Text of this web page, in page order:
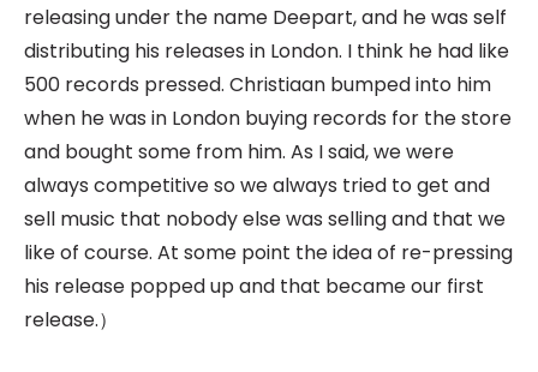
releasing under the name Deepart, and he was self
distributing his releases in London. I think he had like
500 records pressed. Christiaan bumped into him
when he was in London buying records for the store
and bought some from him. As I said, we were
always competitive so we always tried to get and
sell music that nobody else was selling and that we
like of course. At some point the idea of re-pressing
his release popped up and that became our first
release.）